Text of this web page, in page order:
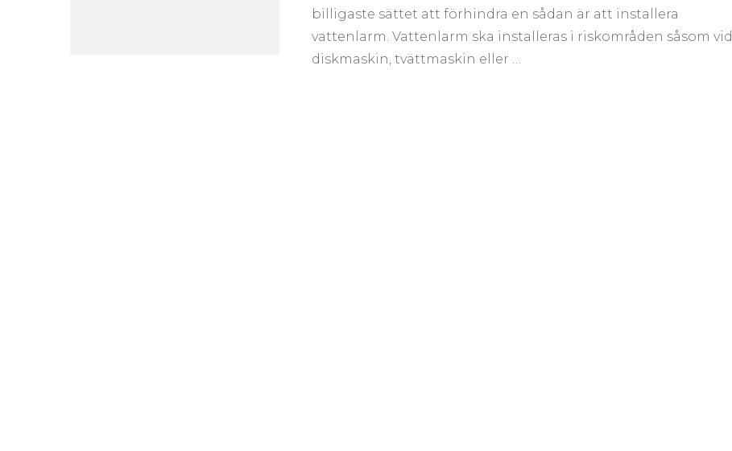
billigaste sättet att förhindra en sådan är att installera
vattenlarm. Vattenlarm ska installeras i riskområden såsom vid
diskmaskin, tvättmaskin eller …